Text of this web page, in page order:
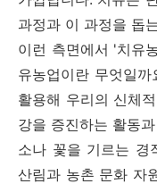
과정과 이 과정을 돕
이런 측면에서 '치유
유농업이란 무엇일
활용해 우리의 신체
강을 증진하는 활동
소나 꽃을 기르는 경
산림과 농촌 문화 자